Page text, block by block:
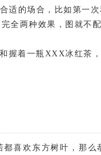
适的场合，比如第一
全两种效果，图就不
着一瓶XXX冰红茶，
喜欢东方树叶，那么